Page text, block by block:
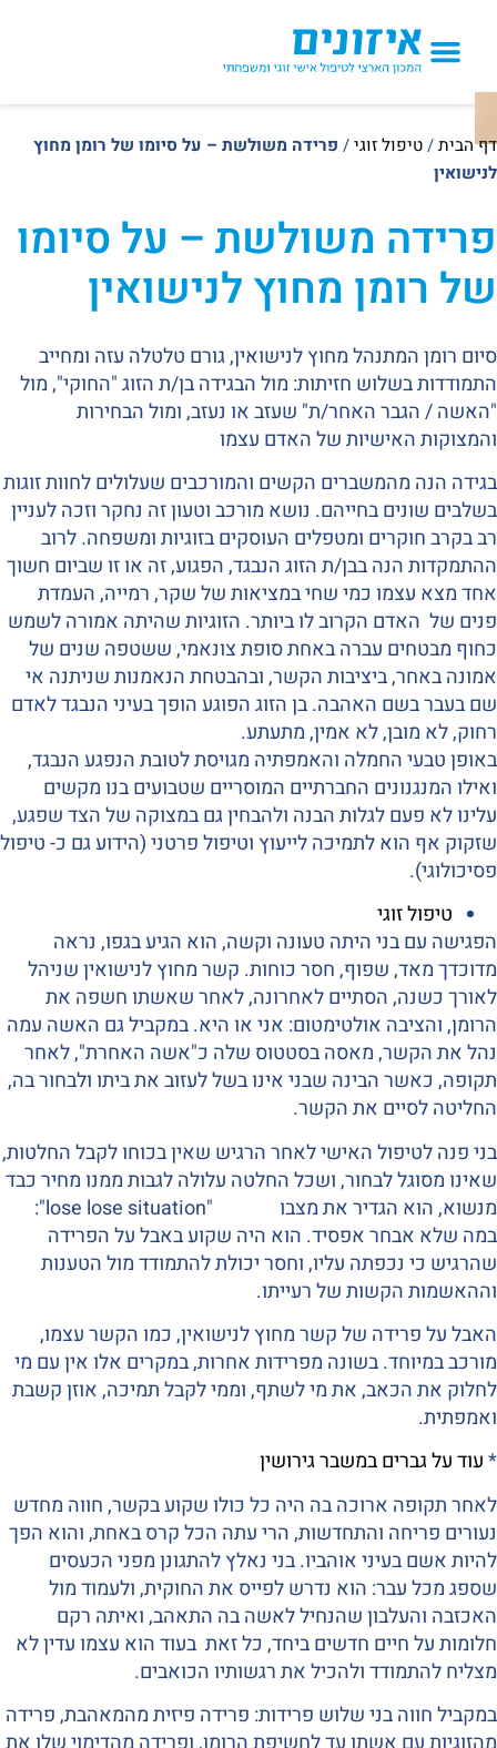
דף הבית/טיפול זוגי/ פרידה משולשת – על סיומו של רומן מחוץ
לנישואין
פרידה משולשת – על סיומו
של רומן מחוץ לנישואין
סיום רומן המתנהל מחוץ לנישואין, גורם טלטלה עזה ומחייב
התמודדות בשלוש חזיתות: מול הבגידה בן/ת הזוג "החוקי", מול
"האשה / הגבר האחר/ת" שעזב או נעזב, ומול הבחירות
והמצוקות האישיות של האדם עצמו
בגידה הנה מהמשברים הקשים והמורכבים שעלולים לחוות זוגות
בשלבים שונים בחייהם. נושא מורכב וטעון זה נחקר וזכה לעניין
רב בקרב חוקרים ומטפלים העוסקים בזוגיות ומשפחה. לרוב
ההתמקדות הנה בבן/ת הזוג הנבגד, הפגוע, זה או זו שביום חשוך
אחד מצא עצמו כמי שחי במציאות של שקר, רמייה, העמדת
פנים של האדם הקרוב לו ביותר. הזוגיות שהיתה אמורה לשמש
כחוף מבטחים עברה באחת סופת צונאמי, ששטפה שנים של
אמונה באחר, ביציבות הקשר, ובהבטחת הנאמנות שניתנה אי
שם בעבר בשם האהבה. בן הזוג הפוגע הופך בעיני הנבגד לאדם
רחוק, לא מובן, לא אמין, מתעתע.
באופן טבעי החמלה והאמפתיה מגויסת לטובת הנפגע הנבגד,
ואילו המנגנונים החברתיים המוסריים שטבועים בנו מקשים
עלינו לא פעם לגלות הבנה ולהבחין גם במצוקה של הצד שפגע,
שזקוק אף הוא לתמיכה לייעוץ וטיפול פרטני (הידוע גם כ- טיפול
פסיכולוגי).
טיפול זוגי
הפגישה עם בני היתה טעונה וקשה, הוא הגיע בגפו, נראה
מדוכדך מאד, שפוף, חסר כוחות. קשר מחוץ לנישואין שניהל
לאורך כשנה, הסתיים לאחרונה, לאחר שאשתו חשפה את
הרומן, והציבה אולטימטום: אני או היא. במקביל גם האשה עמה
נהל את הקשר, מאסה בסטטוס שלה כ"אשה האחרת", לאחר
תקופה, כאשר הבינה שבני אינו בשל לעזוב את ביתו ולבחור בה,
החליטה לסיים את הקשר.
בני פנה לטיפול האישי לאחר הרגיש שאין בכוחו לקבל החלטות,
שאינו מסוגל לבחור, ושכל החלטה עלולה לגבות ממנו מחיר כבד
מנשוא, הוא הגדיר את מצבו "lose lose situation":
במה שלא אבחר אפסיד. הוא היה שקוע באבל על הפרידה
שהרגיש כי נכפתה עליו, וחסר יכולת להתמודד מול הטענות
וההאשמות הקשות של רעייתו.
האבל על פרידה של קשר מחוץ לנישואין, כמו הקשר עצמו,
מורכב במיוחד. בשונה מפרידות אחרות, במקרים אלו אין עם מי
לחלוק את הכאב, את מי לשתף, וממי לקבל תמיכה, אוזן קשבת
ואמפתית.
*עוד על גברים במשבר גירושין
לאחר תקופה ארוכה בה היה כל כולו שקוע בקשר, חווה מחדש
נעורים פריחה והתחדשות, הרי עתה הכל קרס באחת, והוא הפך
להיות אשם בעיני אוהביו. בני נאלץ להתגונן מפני הכעסים
שספג מכל עבר: הוא נדרש לפייס את החוקית, ולעמוד מול
האכזבה והעלבון שהנחיל לאשה בה התאהב, ואיתה רקם
חלומות על חיים חדשים ביחד, כל זאת בעוד הוא עצמו עדין לא
מצליח להתמודד ולהכיל את רגשותיו הכואבים.
במקביל חווה בני שלוש פרידות: פרידה פיזית מהמאהבת, פרידה